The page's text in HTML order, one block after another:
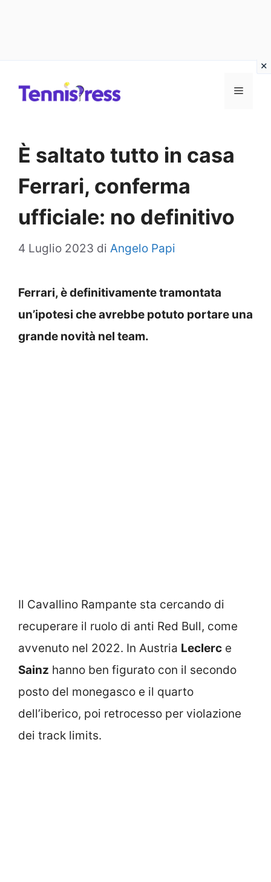
MENU
È saltato tutto in casa
Ferrari, conferma
ufficiale: no definitivo
4 Luglio 2023 di Angelo Papi
Ferrari, è definitivamente tramontata
un’ipotesi che avrebbe potuto portare una
grande novità nel team.
Il Cavallino Rampante sta cercando di
recuperare il ruolo di anti Red Bull, come
avvenuto nel 2022. In Austria Leclerc e
Sainz hanno ben figurato con il secondo
posto del monegasco e il quarto
dell’iberico, poi retrocesso per violazione
dei track limits.